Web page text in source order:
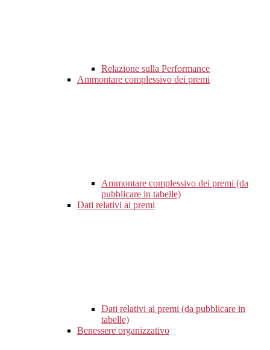
Relazione sulla Performance
Ammontare complessivo dei premi
Ammontare complessivo dei premi (da
pubblicare in tabelle)
Dati relativi ai premi
Dati relativi ai premi (da pubblicare in
tabelle)
Benessere organizzativo